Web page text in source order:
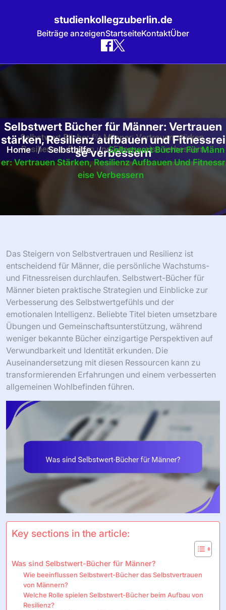
studienkollegzuberlin.de
Beiträge anzeigenStartseiteKontaktÜber
Skip
Selbstwert Bücher für Männer: Vertrauen
stärken, Resilienz aufbauen und Fitnessrei
se verbessern
Home / Selbsthilfe / Selbstwert Bücher Für Männ
Er: Vertrauen Stärken, Resilienz Aufbauen Und Fitnessr
Eise Verbessern
Das Steigern von Selbstvertrauen und Resilienz ist
entscheidend für Männer, die persönliche Wachstums-
und Fitnessreisen durchlaufen. Selbstwert-Bücher für
Männer bieten praktische Strategien und Einblicke zur
Verbesserung des Selbstwertgefühls und der
emotionalen Intelligenz. Beliebte Titel bieten umsetzbare
Übungen und Gemeinschaftsunterstützung, während
weniger bekannte Bücher einzigartige Perspektiven auf
Verwundbarkeit und Identität erkunden. Die
Auseinandersetzung mit diesen Ressourcen kann zu
transformierenden Erfahrungen und einem verbesserten
allgemeinen Wohlbefinden führen.
Key sections in the article:
Was sind Selbstwert-Bücher für Männer?
Wie beeinflussen Selbstwert-Bücher das Selbstvertrauen
von Männern?
Welche Rolle spielen Selbstwert-Bücher beim Aufbau von
Resilienz?